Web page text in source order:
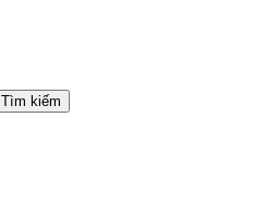
Tìm kiếm